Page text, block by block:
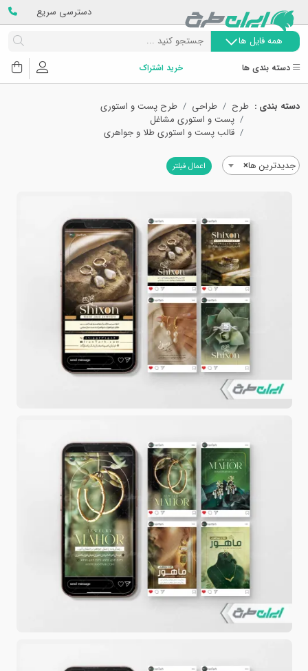
دسترسی سریع
همه فایل ها
دسته بندی ها خرید اشتراک
دسته بندی : طرح طراحی
طرح پست و استوری
پست و استوری مشاغل
قالب پست و استوری طلا و جواهری
×جدیدترین ها اعمال فیلتر